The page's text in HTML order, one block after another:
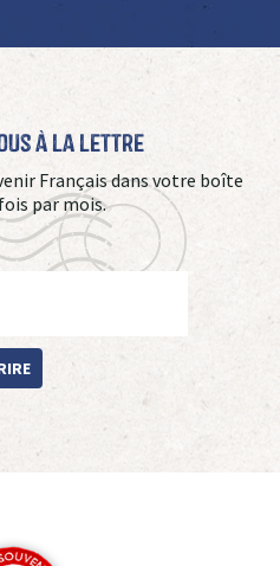
à La Lettre
Français dans votre boîte
par mois.